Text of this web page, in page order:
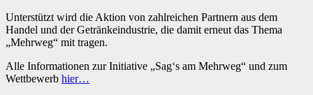
Unterstützt wird die Aktion von zahlreichen Partnern aus dem
Handel und der Getränkeindustrie, die damit erneut das Thema
„Mehrweg“ mit tragen.
Alle Informationen zur Initiative „Sag‘s am Mehrweg“ und zum
Wettbewerb hier…